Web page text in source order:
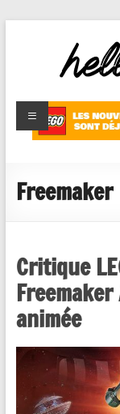
HelloBricks
Blog LEGO,
nouveaut�s
reviews
Freemaker
Critique
animée